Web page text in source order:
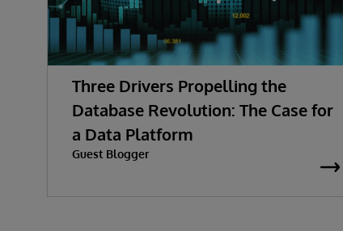
Three Drivers Propelling the
Database Revolution: The Case for
a Data Platform
Guest Blogger